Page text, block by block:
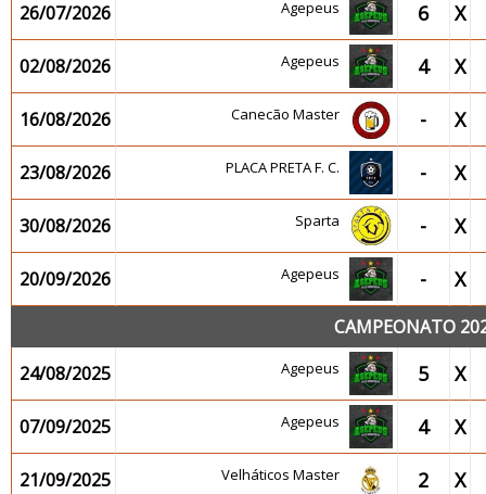
26/07/2026
Agepeus 6 X
02/08/2026 Agepeus 4 X
16/08/2026 Canecão Master - X
23/08/2026 PLACA PRETA F. C. - X
30/08/2026 Sparta - X
20/09/2026 Agepeus - X
CAMPEONATO
24/08/2025
Agepeus 5 X
07/09/2025 Agepeus 4 X
21/09/2025 Velháticos Master 2 X